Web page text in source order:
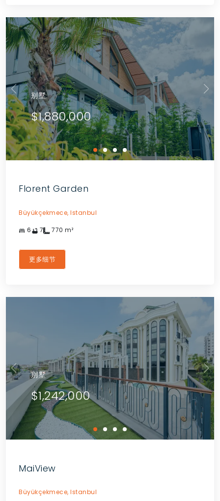
别墅
$1,880,000
Florent Garden
Büyükçekmece, Istanbul
6 7 770 m²
更多细节
别墅
$1,242,000
MaiView
Büyükçekmece, Istanbul